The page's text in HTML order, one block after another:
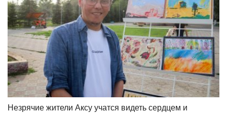
Незрячие жители Аксу учатся видеть сердцем и